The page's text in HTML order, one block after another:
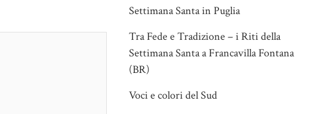
Settimana Santa in Puglia
Tra Fede e Tradizione – i Riti della
Settimana Santa a Francavilla Fontana
(BR)
Voci e colori del Sud